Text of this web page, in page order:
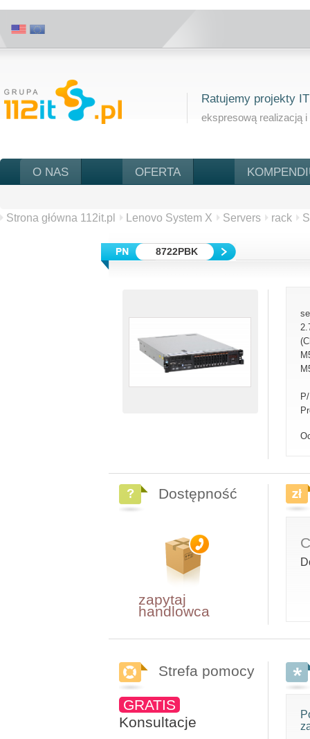
Ratujemy projekty IT
ekspresową realizacją i
O NAS OFERTA
Strona główna 112it.pl Lenovo System X Servers rack
8722PBK
Dostępność
zapytaj
handlowca
Strefa pomocy
GRATIS
Konsultacje